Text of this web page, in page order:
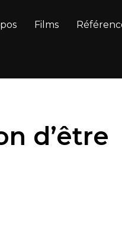
Films
d’être